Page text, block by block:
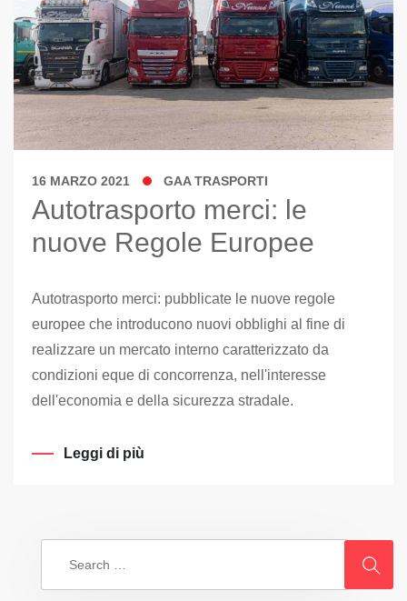
16 MARZO 2021 GAA TRASPORTI
Autotrasporto merci: le
nuove Regole Europee
Autotrasporto merci: pubblicate le nuove regole
europee che introducono nuovi obblighi al fine di
realizzare un mercato interno caratterizzato da
condizioni eque di concorrenza, nell'interesse
dell'economia e della sicurezza stradale.
Leggi di più